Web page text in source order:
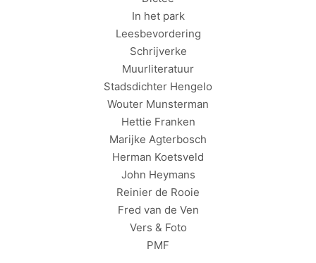
In het park
Leesbevordering
Schrijverke
Muurliteratuur
Stadsdichter Hengelo
Wouter Munsterman
Hettie Franken
Marijke Agterbosch
Herman Koetsveld
John Heymans
Reinier de Rooie
Fred van de Ven
Vers & Foto
PMF